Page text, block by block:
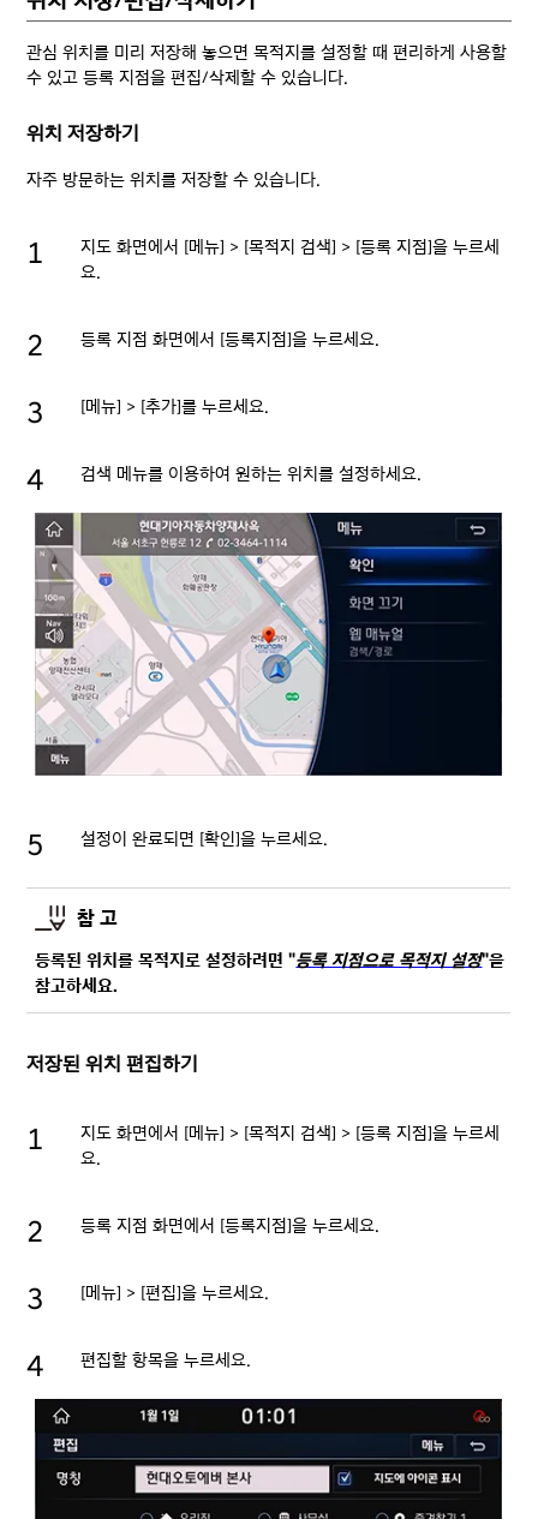
관심 위치를 미리 저장해 놓으면 목적지를 설정할 때 편리하게 사용할
수 있고 등록 지점을 편집/삭제할 수 있습니다.
위치 저장하기
자주 방문하는 위치를 저장할 수 있습니다.
지도 화면에서 [메뉴] > [목적지 검색] > [등록 지점]을 누르세
요.
등록 지점 화면에서 [등록지점]을 누르세요.
[메뉴] > [추가]를 누르세요.
검색 메뉴를 이용하여 원하는 위치를 설정하세요.
설정이 완료되면 [확인]을 누르세요.
참 고
등록된 위치를 목적지로 설정하려면 "등록 지점으로 목적지 설정"을
참고하세요.
저장된 위치 편집하기
지도 화면에서 [메뉴] > [목적지 검색] > [등록 지점]을 누르세
요.
등록 지점 화면에서 [등록지점]을 누르세요.
[메뉴] > [편집]을 누르세요.
편집할 항목을 누르세요.